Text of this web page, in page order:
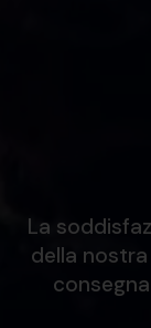
La
della